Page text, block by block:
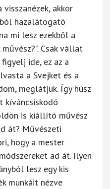
akkor
hazalátogató
mi lesz ezekből a
Csak vállat
ide, ez az a
a Svejket és a
meglátjuk. Így húsz
kíváncsiskodó
is kiállító művész
át? Művészeti
hogy a mester
ad át. Ilyen
lesz egy kis
munkáit nézve